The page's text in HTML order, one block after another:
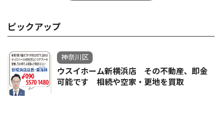
ピックアップ
神奈川区
ウスイホーム新横浜店 その不動産、即金
可能です 相続や空家・更地を買取